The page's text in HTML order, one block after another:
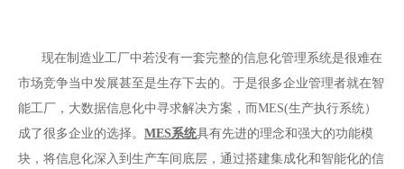
现在制造业工厂中若没有一套完整的信息化管理系统是很难在
市场竞争当中发展甚至是生存下去的。于是很多企业管理者就在智
能工厂，大数据信息化中寻求解决方案，而MES(生产执行系统）
成了很多企业的选择。 MES系统具有先进的理念和强大的功能模
块，将信息化深入到生产车间底层，通过搭建集成化和智能化的信